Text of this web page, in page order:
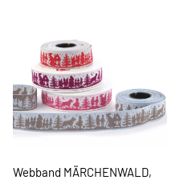
Webband MÄRCHENWALD,